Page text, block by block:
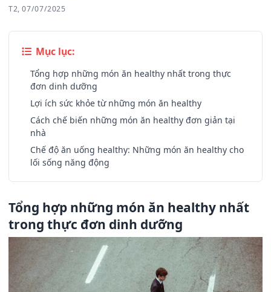
T2, 07/07/2025
Mục lục:
Tổng hợp những món ăn healthy nhất trong thực
đơn dinh dưỡng
Lợi ích sức khỏe từ những món ăn healthy
Cách chế biến những món ăn healthy đơn giản tại
nhà
Chế độ ăn uống healthy: Những món ăn healthy cho
lối sống năng động
Tổng hợp những món ăn healthy nhất
trong thực đơn dinh dưỡng